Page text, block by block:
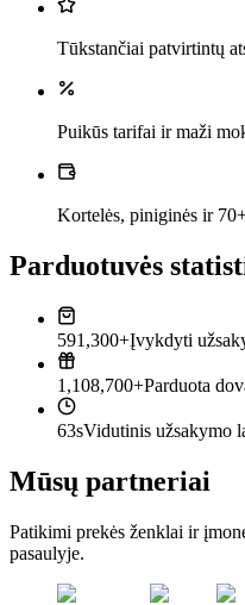
Tūkstančiai patvirtintų
Puikūs tarifai ir maži
Kortelės, piniginės ir
Parduotuvės
591,300+Įvykdyti
1,108,700+Parduota
63sVidutinis užsakymo
Mūsų partneriai
Patikimi prekės ženklai ir
pasaulyje.